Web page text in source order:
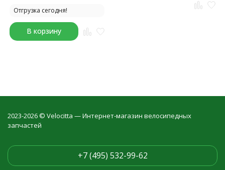
Отгрузка сегодня!
В корзину
2023-2026 © Velocitta — Интернет-магазин велосипедных
запчастей
+7 (495) 532-99-62